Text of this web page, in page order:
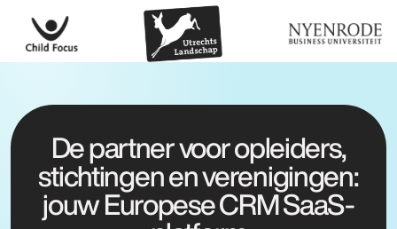
De partner voor opleiders,
stichtingen en verenigingen:
jouw Europese CRM SaaS-